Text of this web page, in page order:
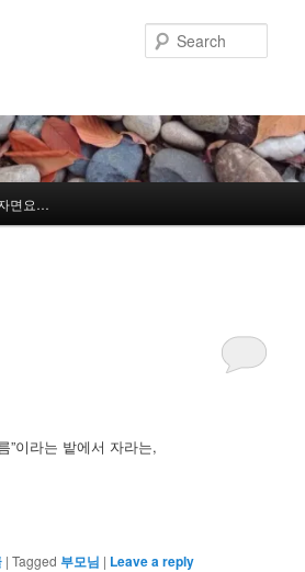
면요…
”이라는 밭에서 자라는,
|Tagged 부모님 | Leave a reply